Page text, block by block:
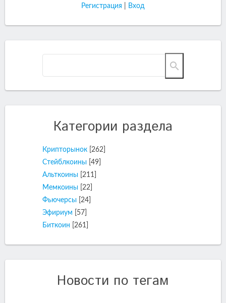
Регистрация
Вход
Категории раздела
Крипторынок [262]
Стейблкоины [49]
Альткоины [211]
Мемкоины [22]
Фьючерсы [24]
Эфириум
[57]
Биткоин
[261]
Новости по тегам